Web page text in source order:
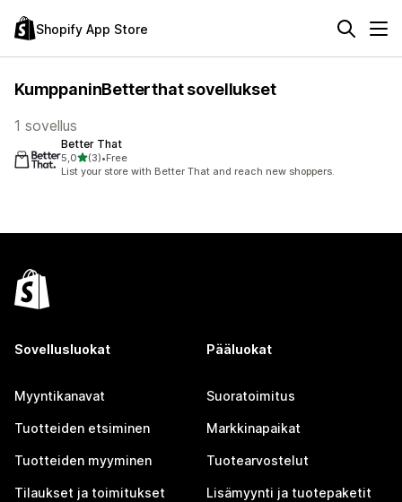
Shopify App Store
KumppaninBetterthat sovellukset
1 sovellus
Better That
5,0/ 5 tähteä
(3)
3 arvostelua yhteensä
•Free
List your store with Better That and reach new shoppers.
Sovellusluokat
Myyntikanavat
Tuotteiden etsiminen
Tuotteiden myyminen
Tilaukset ja toimitukset
Pääluokat
Suoratoimitus
Markkinapaikat
Tuotearvostelut
Lisämyynti ja tuotepaketit